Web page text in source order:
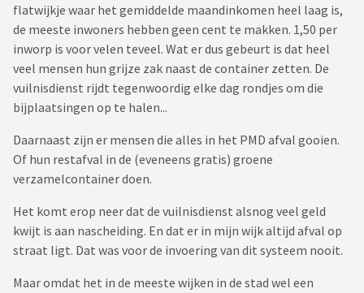
flatwijkje waar het gemiddelde maandinkomen heel laag is,
de meeste inwoners hebben geen cent te makken. 1,50 per
inworp is voor velen teveel. Wat er dus gebeurt is dat heel
veel mensen hun grijze zak naast de container zetten. De
vuilnisdienst rijdt tegenwoordig elke dag rondjes om die
bijplaatsingen op te halen...
Daarnaast zijn er mensen die alles in het PMD afval gooien.
Of hun restafval in de (eveneens gratis) groene
verzamelcontainer doen.
Het komt erop neer dat de vuilnisdienst alsnog veel geld
kwijt is aan nascheiding. En dat er in mijn wijk altijd afval op
straat ligt. Dat was voor de invoering van dit systeem nooit.
Maar omdat het in de meeste wijken in de stad wel een